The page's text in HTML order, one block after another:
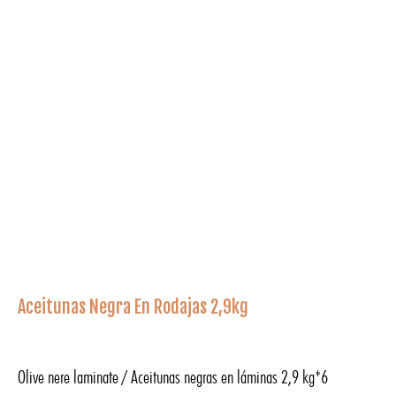
Aceitunas Negra En Rodajas 2,9kg
Olive nere laminate / Aceitunas negras en láminas 2,9 kg*6